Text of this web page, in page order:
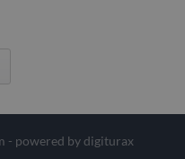
- powered bydigiturax